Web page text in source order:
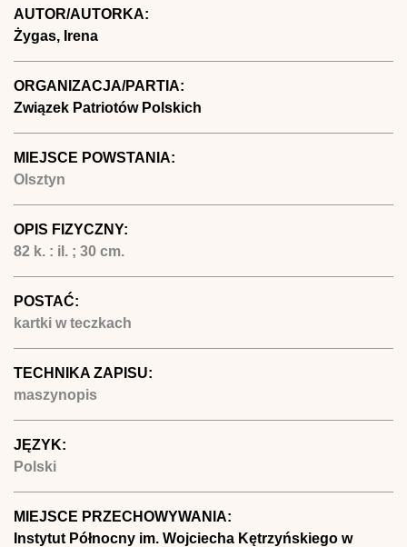
AUTOR/AUTORKA:
Żygas, Irena
ORGANIZACJA/PARTIA:
Związek Patriotów Polskich
MIEJSCE POWSTANIA:
Olsztyn
OPIS FIZYCZNY:
82 k. : il. ; 30 cm.
POSTAĆ:
kartki w teczkach
TECHNIKA ZAPISU:
maszynopis
JĘZYK:
Polski
MIEJSCE PRZECHOWYWANIA:
Instytut Północny im. Wojciecha Kętrzyńskiego w